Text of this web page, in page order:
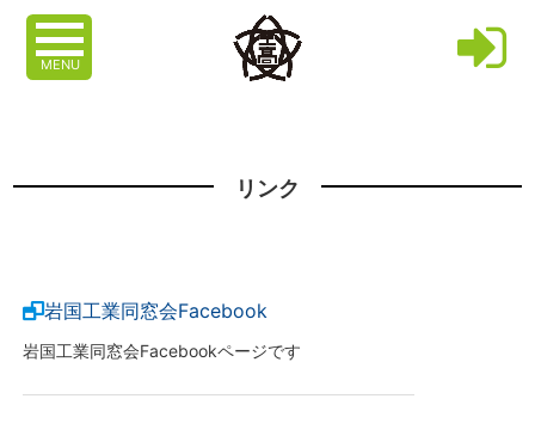
MENU
リンク
岩国工業同窓会Facebook
岩国工業同窓会Facebookページです